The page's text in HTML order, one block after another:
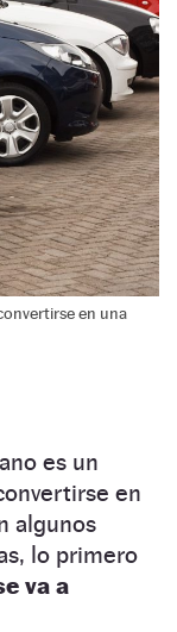
en una
es un
en
algunos
lo primero
va a